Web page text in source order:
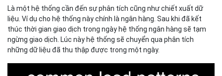
Là một hệ thống cần đến sự phân tích cũng như chiết xuất dữ
liệu. Ví dụ cho hệ thống này chính là ngân hàng. Sau khi đã kết
thúc thời gian giao dịch trong ngày hệ thống ngân hàng sẽ tạm
ngừng giao dịch. Lúc này hệ thống sẽ chuyển qua phân tích
những dữ liệu đã thu thập được trong một ngày.